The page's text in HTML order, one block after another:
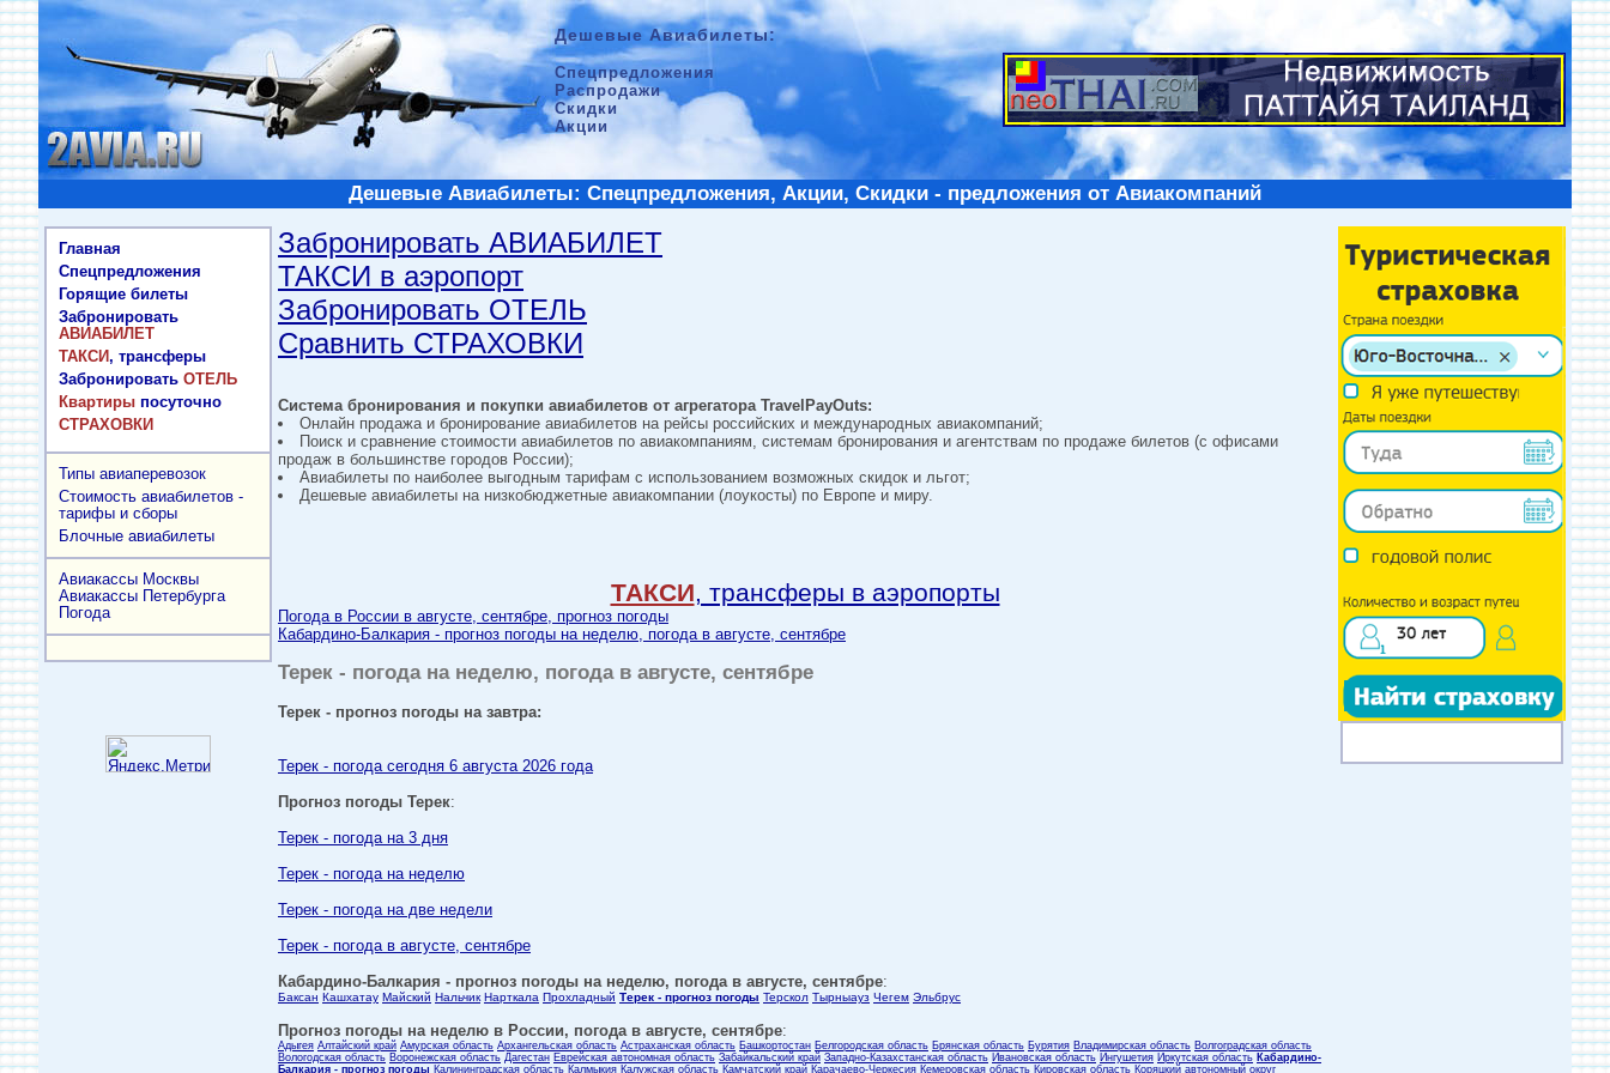
Дешевые Авиабилеты:
Спецпредложения
Распродажи
Скидки
Акции
Дешевые Авиабилеты: Спецпредложения, Акции, Скидки - предложения от Авиакомпаний
Главная
Спецпредложения
Горящие билеты
Забронировать
АВИАБИЛЕТ
ТАКСИ, трансферы
Забронировать ОТЕЛЬ
Квартиры посуточно
СТРАХОВКИ
Типы авиаперевозок
Стоимость авиабилетов -
тарифы и сборы
Блочные авиабилеты
Авиакассы Москвы
Авиакассы Петербурга
Погода
Забронировать АВИАБИЛЕТ
ТАКСИ в аэропорт
Забронировать ОТЕЛЬ
Сравнить СТРАХОВКИ
Система бронирования и покупки авиабилетов от агрегатора TravelPayOuts:
Онлайн продажа и бронирование авиабилетов на рейсы российских и международных авиакомпаний;
Поиск и сравнение стоимости авиабилетов по авиакомпаниям, системам бронирования и агентствам по продаже билетов (с офисами
продаж в большинстве городов России);
Авиабилеты по наиболее выгодным тарифам с использованием возможных скидок и льгот;
Дешевые авиабилеты на низкобюджетные авиакомпании (лоукосты) по Европе и миру.
ТАКСИ, трансферы в аэропорты
Погода в России в августе, сентябре, прогноз погоды
Кабардино-Балкария - прогноз погоды на неделю, погода в августе, сентябре
Терек - погода на неделю, погода в августе, сентябре
Терек - прогноз погоды на завтра:
Терек - погода сегодня 6 августа 2026 года
Прогноз погоды Терек:
Терек - погода на 3 дня
Терек - погода на неделю
Терек - погода на две недели
Терек - погода в августе, сентябре
Кабардино-Балкария - прогноз погоды на неделю, погода в августе, сентябре:
Баксан Кашхатау Майский Нальчик Нарткала Прохладный Терек - прогноз погоды Терскол Тырныауз Чегем Эльбрус
Прогноз погоды на неделю в России, погода в августе, сентябре:
Адыгея Алтайский край Амурская область Архангельская область Астраханская область Башкортостан Белгородская область Брянская область Бурятия Владимирская область Волгоградская область
Вологодская область Воронежская область Дагестан Еврейская автономная область Забайкальский край Западно-Казахстанская область Ивановская область Ингушетия Иркутская область Кабардино-
Балкария - прогноз погоды Калининградская область Калмыкия Калужская область Камчатский край Карачаево-Черкесия Кемеровская область Кировская область Коряцкий автономный округ